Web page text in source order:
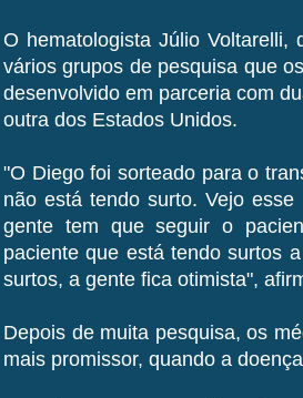
O hematologista Júlio Voltarelli,
vários grupos de pesquisa que
desenvolvido em parceria com
outra dos Estados Unidos.
"O Diego foi sorteado para o
não está tendo surto. Vejo
gente tem que seguir o
paciente que está tendo surtos
surtos, a gente fica otimista",
Depois de muita pesquisa, os
mais promissor, quando a